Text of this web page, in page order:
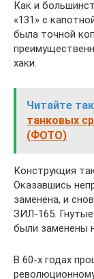
Как и
«131» с
была точной
хаки.
Читайте
танковых
(ФОТО)
Конструкция
Оказавшись
заменена, и
ЗИЛ-165.
были заменены
В 60-х годах